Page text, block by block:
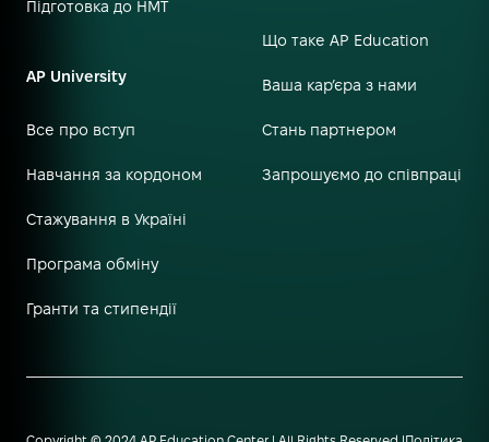
Підготовка до НМТ
AP University
Все про вступ
Навчання за кордоном
Стажування в Україні
Програма обміну
Гранти та стипендії
Що таке AP Education
Ваша кар’єра з нами
Стань партнером
Запрошуємо до співпраці